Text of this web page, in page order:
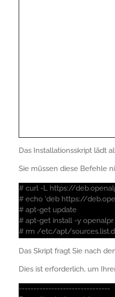
Das Installationsskript lädt
Sie müssen diese Befehle
# curl -L https://
# echo 'deb https://
# apt-get update
# apt-get install -y
# rm /etc/apt/
Das Skript fragt Sie nach
Dies ist erforderlich, um
-------------------------------